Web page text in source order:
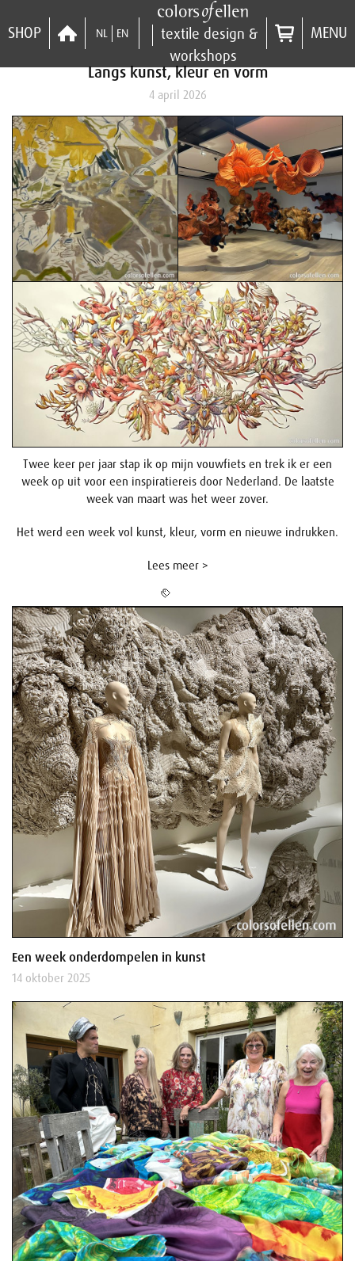
SHOP NL EN
textile design &
workshops
MENU
Langs kunst, kleur en vorm
4 april 2026
Twee keer per jaar stap ik op mijn vouwfiets en trek ik er een
week op uit voor een inspiratiereis door Nederland. De laatste
week van maart was het weer zover.
Het werd een week vol kunst, kleur, vorm en nieuwe indrukken.
Lees meer >
Een week onderdompelen in kunst
14 oktober 2025